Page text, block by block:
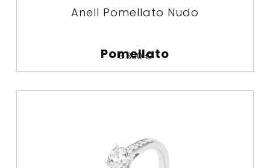
Anell Pomellato Nudo
Pomellato
6.300€